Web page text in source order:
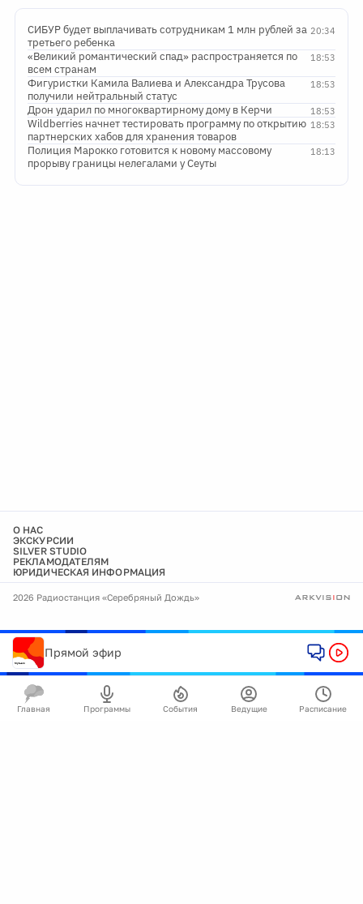
20:34
СИБУР будет выплачивать сотрудникам 1 млн рублей за
третьего ребенка
18:53
«Великий романтический спад» распространяется по
всем странам
18:53
Фигуристки Камила Валиева и Александра Трусова
получили нейтральный статус
18:53
Дрон ударил по многоквартирному дому в Керчи
18:53
Wildberries начнет тестировать программу по открытию
партнерских хабов для хранения товаров
18:13
Полиция Марокко готовится к новому массовому
прорыву границы нелегалами у Сеуты
О НАС
ЭКСКУРСИИ
SILVER STUDIO
РЕКЛАМОДАТЕЛЯМ
ЮРИДИЧЕСКАЯ ИНФОРМАЦИЯ
2026 Радиостанция «Серебряный Дождь»
Прямой эфир
Главная Программы События Ведущие Расписание